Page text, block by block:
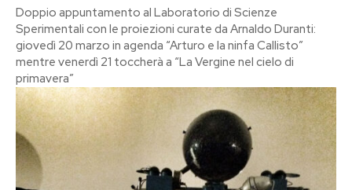
Doppio appuntamento al Laboratorio di Scienze
Sperimentali con le proiezioni curate da Arnaldo Duranti:
giovedì 20 marzo in agenda “Arturo e la ninfa Callisto”
mentre venerdì 21 toccherà a “La Vergine nel cielo di
primavera”